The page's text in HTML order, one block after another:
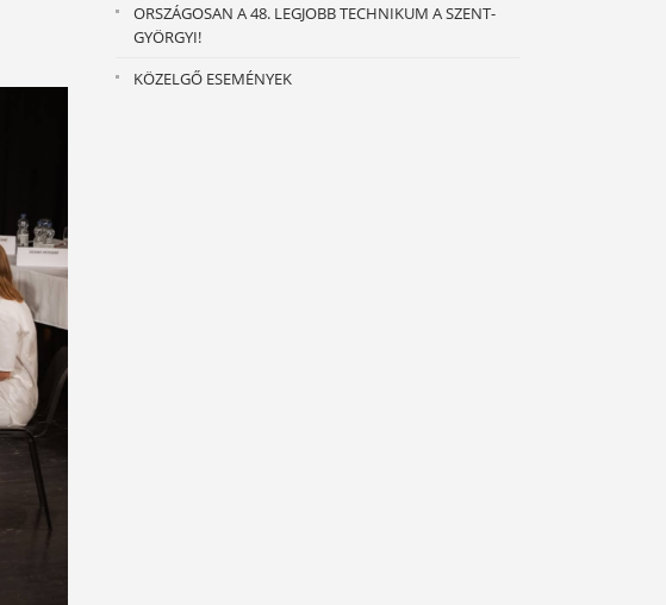
ORSZÁGOSAN A 48. LEGJOBB TECHNIKUM A SZENT-
GYÖRGYI!
KÖZELGŐ ESEMÉNYEK